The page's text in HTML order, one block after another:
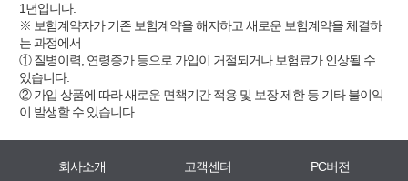
1년입니다.
※ 보험계약자가 기존 보험계약을 해지하고 새로운 보험계약을 체결하
는 과정에서
① 질병이력, 연령증가 등으로 가입이 거절되거나 보험료가 인상될 수
있습니다.
② 가입 상품에 따라 새로운 면책기간 적용 및 보장 제한 등 기타 불이익
이 발생할 수 있습니다.
회사소개 고객센터 PC버전